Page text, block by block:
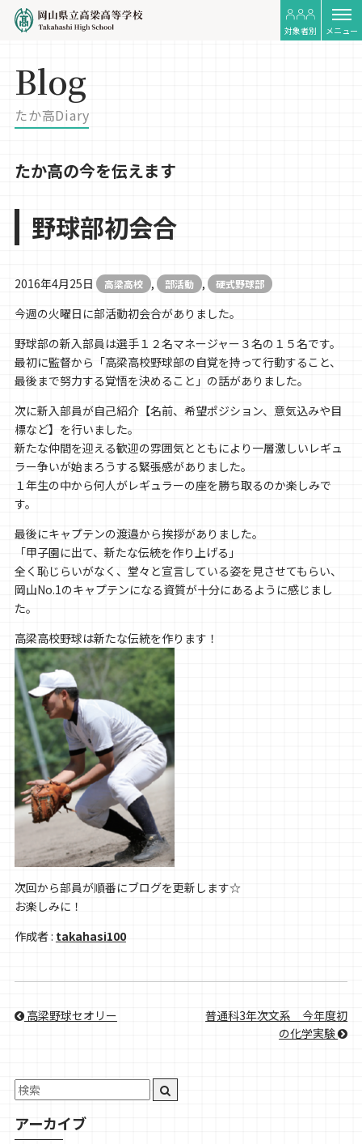
対象者別 メニュー
Blog
たか高Diary
たか高の今を伝えます
野球部初会合
2016年4月25日 高梁高校 , 部活動 , 硬式野球部
今週の火曜日に部活動初会合がありました。
野球部の新入部員は選手１２名マネージャー３名の１５名です。
最初に監督から「高梁高校野球部の自覚を持って行動すること、
最後まで努力する覚悟を決めること」の話がありました。
次に新入部員が自己紹介【名前、希望ポジション、意気込みや目
標など】を行いました。
新たな仲間を迎える歓迎の雰囲気とともにより一層激しいレギュ
ラー争いが始まろうする緊張感がありました。
１年生の中から何人がレギュラーの座を勝ち取るのか楽しみで
す。
最後にキャプテンの渡邉から挨拶がありました。
「甲子園に出て、新たな伝統を作り上げる」
全く恥じらいがなく、堂々と宣言している姿を見させてもらい、
岡山No.1のキャプテンになる資質が十分にあるように感じまし
た。
高梁高校野球は新たな伝統を作ります！
次回から部員が順番にブログを更新します☆
お楽しみに！
作成者 : takahasi100
高梁野球セオリー
普通科3年次文系＿今年度初
の化学実験
アーカイブ